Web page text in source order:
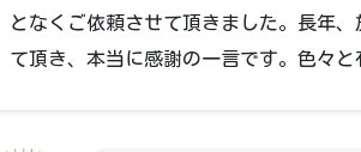
となくご依頼させて頂きました。長年
て頂き、本当に感謝の一言です。色々と